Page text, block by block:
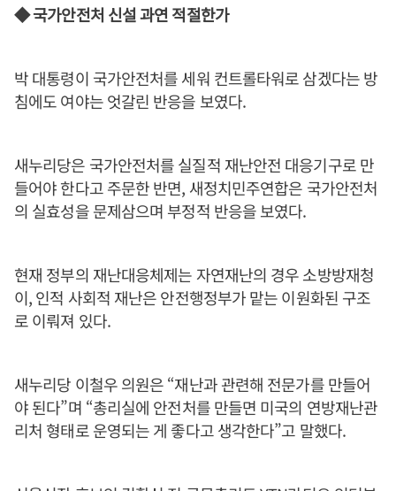
◆ 국가안전처 신설 과연 적절한가
박 대통령이 국가안전처를 세워 컨트롤타워로 삼겠다는 방
침에도 여야는 엇갈린 반응을 보였다.
새누리당은 국가안전처를 실질적 재난안전 대응기구로 만
들어야 한다고 주문한 반면, 새정치민주연합은 국가안전처
의 실효성을 문제삼으며 부정적 반응을 보였다.
현재 정부의 재난대응체제는 자연재난의 경우 소방방재청
이, 인적 사회적 재난은 안전행정부가 맡는 이원화된 구조
로 이뤄져 있다.
새누리당 이철우 의원은 “재난과 관련해 전문가를 만들어
야 된다”며 “총리실에 안전처를 만들면 미국의 연방재난관
리처 형태로 운영되는 게 좋다고 생각한다”고 말했다.